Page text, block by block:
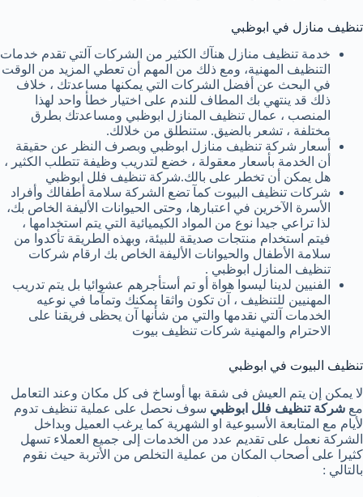
تنظيف منازل في ابوظبي
خدمة تنظيف منازل هنآك الكثير من الشركات آلتي تقدم خدمات
التنظيف المهنية، ومع ذلك من المهم أن تعطي المزيد من الوقت
في البحث عن أفضل الشركات التي يمكنها مساعدتك ، خلاف
ذلك قد ينتهي بك المطاف للندم على اختيار خطأ واحد لهذا
المنصب ، عمال تنظيف المنازل ابوظبي ومساعدتك بطرق
مختلفة ، تشعر بالضيق. ستنطلق من خلالك.
أسعار شركة تنظيف منازل ابوظبي وبصرف النظر عن حقيقة
أن الخدمة بأسعار معقولة ، خضع لتدريب وظيفة تتطلب الكثير ،
هل يمكن أن تخطر على بالك.شركة تنظيف فلل ابوظبي
شركات تنظيف البيوت كمآ تضع الشركة سلامة أطفالك وأفراد
الأسرة الآخرين في اعتبارها، وحتى الحيوانات الأليفة الخاص بك،
لذا تراعي جيدا نوع من المواد الكيميائية التي يتم استخدامها ،
فيتم استخدام منتجات صديقة للبيئة، وبهذه الطريقة تأكدوا من
سلامة الأطفال والحيوانات الأليفة الخاص بك ارقام شركات
تنظيف المنازل ابوظبي .
الفنيين لدينا ليسوا هواة أو تم أستأجرهم عشوائيا بل يتم تدريب
المهنيين للتنظيف ، آن تكون واثقا يمكنك وتمآما في نوعيه
الخدمات آلتي نقدمها والتي من شأنها آن يحظى فريقنا على
الاحترام والمهنية شركات تنظيف بيوت
تنظيف البيوت في ابوظبي
لا يمكن إن يتم العيش فى شقة بها أوساخ فى كل مكان وعند التعامل
مع شركة تنظيف فلل ابوظبي سوف نحصل على عملية تنظيف تدوم
لأيام مع المتابعة الأسبوعية او الشهرية كما يرغب العميل وبداخل
الشركة نعمل على تقديم عدد من الخدمات إلى جميع العملاء تسهل
كثيرا على أصحاب المكان من عملية التخلص من الأتربة حيث نقوم
بالتالي :